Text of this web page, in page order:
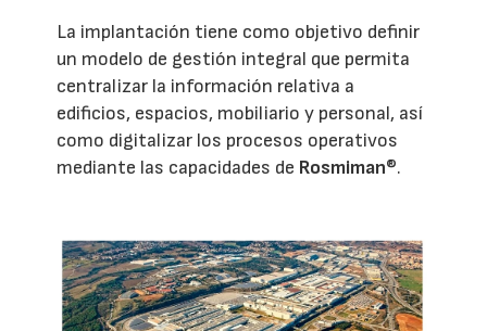
La implantación tiene como objetivo definir
un modelo de gestión integral que permita
centralizar la información relativa a
edificios, espacios, mobiliario y personal, así
como digitalizar los procesos operativos
mediante las capacidades de Rosmiman®.